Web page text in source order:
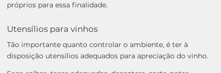
próprios para essa finalidade.
Utensílios para vinhos
Tão importante quanto controlar o ambiente, é ter à
disposição utensílios adequados para apreciação do vinho.